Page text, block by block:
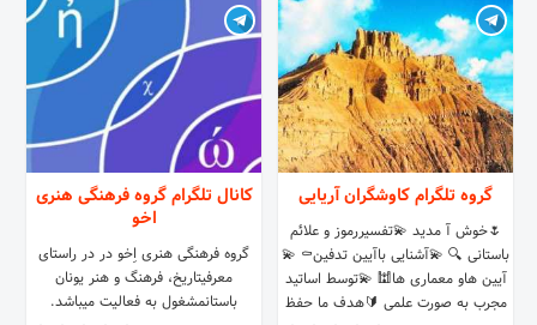
⛔️ مطالعه روزانه چند متن کوتاه شاید
جرقه ایی در ذهن و تغیر حالت ذهنیتون
بشه 💬💭 دوستان عزیزم اگر متنی
ونوشته ایی که بار علمی و فرهنگی
داشته باشه دوستدار این بودند که
اعضای کانال مطالعه کنند برای ما ارسال
کنید تا به اشتراک بگزاریم راه ارتباطی
@sinoole با تشکر از توجه شما 🙏🌹
✋🏻
گروه تلگرام کاوشگران آریایی
🌷خوش آ مدید 💫تفسیررموز و علائم
باستانی 🔍 💫آشنایی باآیین تدفین⚰ 💫
آیین هاو معماری ها🕍 💫توسط اساتید
مجرب به صورت علمی 🔰هدف ما حفظ
کانال تلگرام گروه فرهنگی هنری
اخو
گروه فرهنگی هنری اِخو در در راستای
معرفیتاریخ، فرهنگ و هنر یونان
باستانمشغول به فعالیت میباشد.